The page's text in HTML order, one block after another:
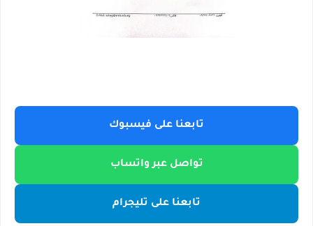
تابعنا على فيسبوك
تواصل عبر واتساب
تابعنا على تليجرام